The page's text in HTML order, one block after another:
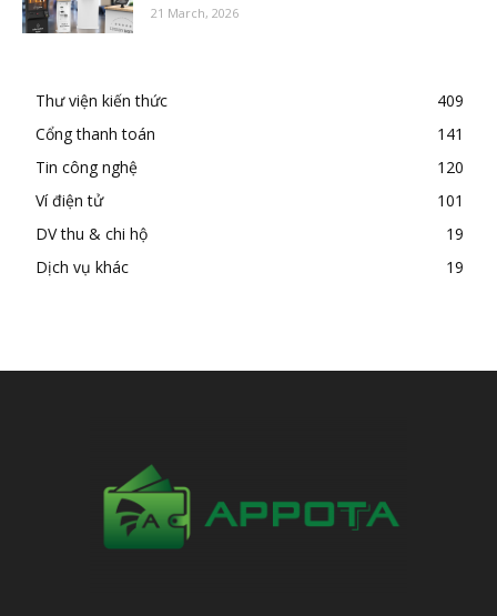
21 March, 2026
Thư viện kiến thức
409
Cổng thanh toán
141
Tin công nghệ
120
Ví điện tử
101
DV thu & chi hộ
19
Dịch vụ khác
19